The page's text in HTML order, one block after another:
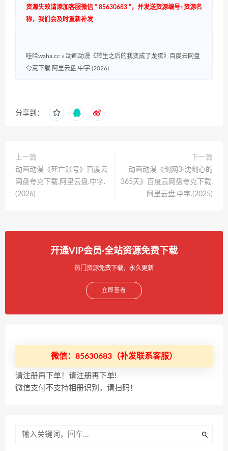
资源失效请添加客服微信 “ 85630683 ”，并发送资源编号+资源名
称，我们会及时重新补发
哇哈waha.cc » 动画动漫《转生之后的我变成了龙蛋》百度云网盘
夸克下载.阿里云盘.中字.(2026)
分享到：
上一篇
动画动漫《死亡账号》百度云
网盘夸克下载.阿里云盘.中字.
(2026)
下一篇
动画动漫《剑网3·沈剑心的
365天》百度云网盘夸克下载.
阿里云盘.中字.(2025)
开通VIP会员·全站资源免费下载
热门资源免费下载，永久更新
立即查看
微信：85630683（补发联系客服）
请注册再下单！请注册再下单!
微信支付不支持相册识别，请扫码！